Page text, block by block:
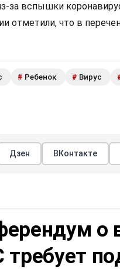
за вспышки
отметили, что в
# Ребенок # Вирус
Дзен ВКонтакте
о